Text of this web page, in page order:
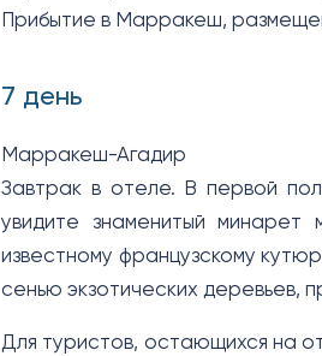
Прибытие в Марракеш,
7 день
Марракеш-Агадир
Завтрак в отеле. В первой
увидите знаменитый
известному французскому
сенью экзотических деревьев,
Для туристов, остающихся на